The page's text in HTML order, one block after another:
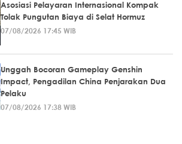
Asosiasi Pelayaran Internasional Kompak
Tolak Pungutan Biaya di Selat Hormuz
07/08/2026 17:45 WIB
Unggah Bocoran Gameplay Genshin
Impact, Pengadilan China Penjarakan Dua
Pelaku
07/08/2026 17:38 WIB